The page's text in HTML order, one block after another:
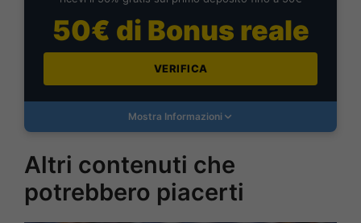
50€ di Bonus reale
VERIFICA
Mostra Informazioni
Altri contenuti che
potrebbero piacerti